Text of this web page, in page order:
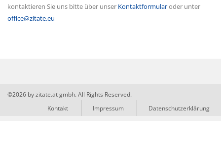
kontaktieren Sie uns bitte über unser Kontaktformularoder unter
office@zitate.eu
©2026 by zitate.at gmbh. All Rights Reserved.
Kontakt
Impressum Datenschutzerklärung